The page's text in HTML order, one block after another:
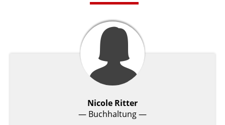
Nicole Ritter
— Buchhaltung —